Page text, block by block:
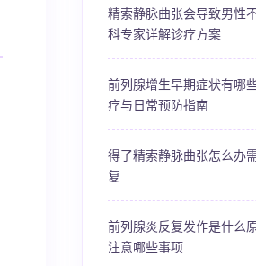
精索静脉曲张会导致男性
科专家详解诊疗方案
前列腺增生早期症状有哪
疗与日常预防指南
得了精索静脉曲张怎么办
复
前列腺炎反复发作是什么
注意哪些事项